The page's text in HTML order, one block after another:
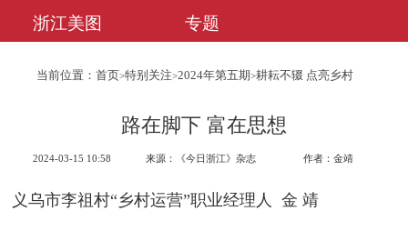
浙江美图
专题
当前位置： 首页>特别关注>2024年第五期>耕耘不辍 点亮乡村
路在脚下 富在思想
2024-03-15 10:58 来源：《今日浙江》杂志 作者：金靖
义乌市李祖村“乡村运营”职业经理人 金 靖